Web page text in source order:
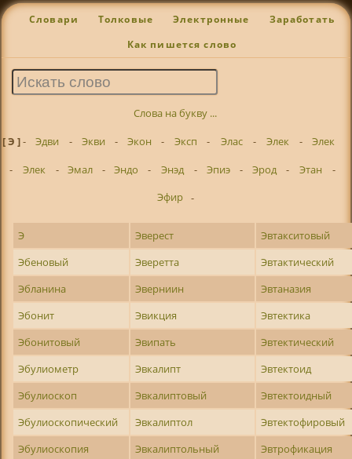
Словари Толковые Электронные Заработать
Как пишется слово
Слова на букву ...
[ Э ]- Эдви - Экви - Экон - Эксп - Элас - Элек -
Элек
-
Элек - Эмал - Эндо - Энэд - Эпиэ - Эрод - Этан
-
Эфир -
Э Эверест
Эвтакситовый
Эбеновый
Эверетта
Эвтактический
Эбланина
Эверниин
Эвтаназия
Эбонит
Эвикция
Эвтектика
Эбонитовый
Эвипать
Эвтектический
Эбулиометр
Эвкалипт
Эвтектоид
Эбулиоскоп
Эвкалиптовый
Эвтектоидный
Эбулиоскопический
Эвкалиптол
Эвтектофировый
Эбулиоскопия
Эвкалиптольный
Эвтрофикация